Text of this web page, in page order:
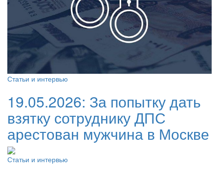
Статьи и интервью
19.05.2026: За попытку дать
взятку сотруднику ДПС
арестован мужчина в Москве
Статьи и интервью